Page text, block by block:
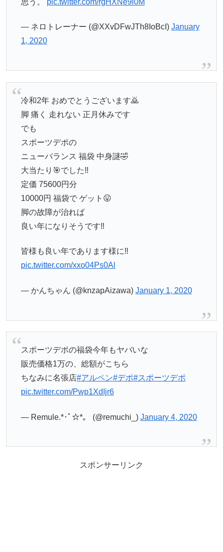
思う。 pic.twitter.com/rgHXNe9i0M
— ネロトレーナー (@XXvDFwJTh8IoBcI) January
1, 2020
冷和2年 おめでとうございます🙇
脚 痛く 走れない 正月休みです
でも
スポーツデポの
ニューバランス 福袋 中身謎🤣
大当たり🎯でした‼️
定価 75600円分
10000円 福袋で ゲット😛
脚の故障が治れば
良い年になりそうです‼️
皆様も良い年であります様に‼️
pic.twitter.com/xxo04Ps0Al
— かんちゃん (@knzapAizawa) January 1, 2020
スポーツデポの福袋今年もヤバいな
販売価格1万の、総額がこちら
ちなみに名張店#アルペン#デポ#スポーツデポ
pic.twitter.com/Pwp1XdIjr6
— Remule.*･ﾟ☆*。 (@remuchi_) January 4, 2020
スポンサーリンク